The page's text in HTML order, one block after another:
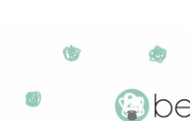
contenido